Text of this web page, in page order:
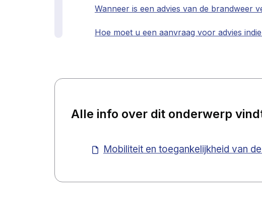
Wanneer is een advies van de brandweer
Hoe moet u een aanvraag voor advies
Alle info over dit onderwerp
Mobiliteit en toegankelijkheid van